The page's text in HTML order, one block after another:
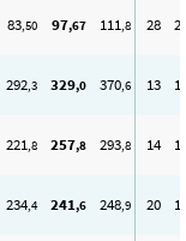
83,50 97,67 111,8 28
292,3 329,0 370,6 13
221,8 257,8 293,8 14
234,4 241,6 248,9 20